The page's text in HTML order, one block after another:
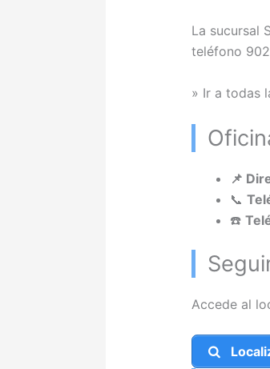
La sucursal
teléfono
» Ir a todas
📌
📞
☎️
Accede al